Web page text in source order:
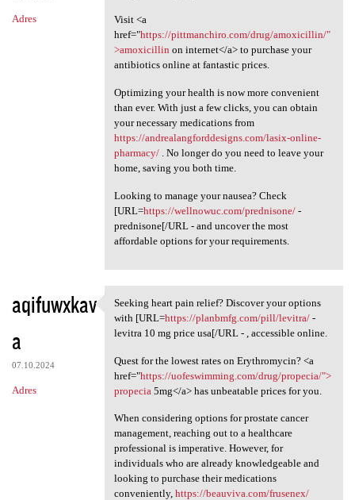
Adres
Visit <a
href="https://pittmanchiro.com/drug/amoxicillin/"
>amoxicillin on internet</a> to purchase your
antibiotics online at fantastic prices.
Optimizing your health is now more convenient
than ever. With just a few clicks, you can obtain
your necessary medications from
https://andrealangforddesigns.com/lasix-online-
pharmacy/. No longer do you need to leave your
home, saving you both time.
Looking to manage your nausea? Check
[URL=https://wellnowuc.com/prednisone/-
prednisone[/URL - and uncover the most
affordable options for your requirements.
aqifuwxkav
a
07.10.2024
Adres
Seeking heart pain relief?
Seeking heart pain relief? Discover your options
with [URL=https://planbmfg.com/pill/levitra/-
levitra 10 mg price usa[/URL - , accessible online.
Quest for the lowest rates on Erythromycin? <a
href="https://uofeswimming.com/drug/propecia/">
propecia 5mg</a> has unbeatable prices for you.
When considering options for prostate cancer
management, reaching out to a healthcare
professional is imperative. However, for
individuals who are already knowledgeable and
looking to purchase their medications
conveniently, https://beauviva.com/frusenex/